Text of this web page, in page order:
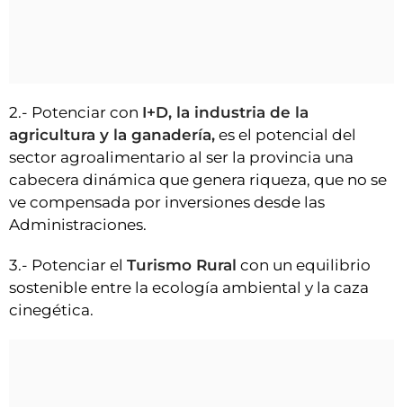
2.- Potenciar con I+D, la industria de la
agricultura y la ganadería, es el potencial del
sector agroalimentario al ser la provincia una
cabecera dinámica que genera riqueza, que no se
ve compensada por inversiones desde las
Administraciones.
3.- Potenciar el Turismo Rural con un equilibrio
sostenible entre la ecología ambiental y la caza
cinegética.